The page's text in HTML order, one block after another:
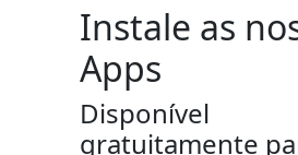
Instale as
Apps
Disponível
gratuitamente